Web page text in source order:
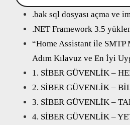
.bak sql dosyası açma ve
.NET Framework 3.5
“Home Assistant ile
Adım Kılavuz ve En İyi
1. SİBER GÜVENLİK –
2. SİBER GÜVENLİK –
3. SİBER GÜVENLİK –
4. SİBER GÜVENLİK –